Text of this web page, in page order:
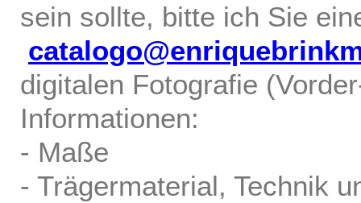
sein sollte, bitte ich Sie
digitalen Fotografie
Informationen:
- Maße
- Trägermaterial, Technik